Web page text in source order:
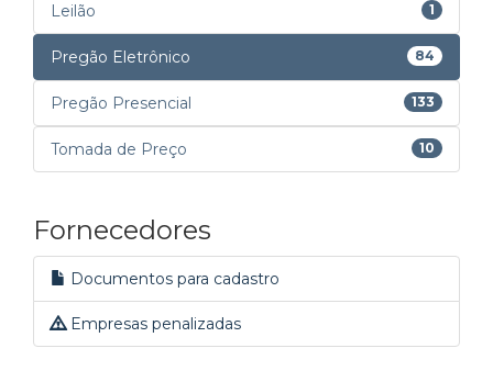
Leilão 1
Pregão Eletrônico 84
Pregão Presencial 133
Tomada de Preço 10
Fornecedores
Documentos para cadastro
Empresas penalizadas